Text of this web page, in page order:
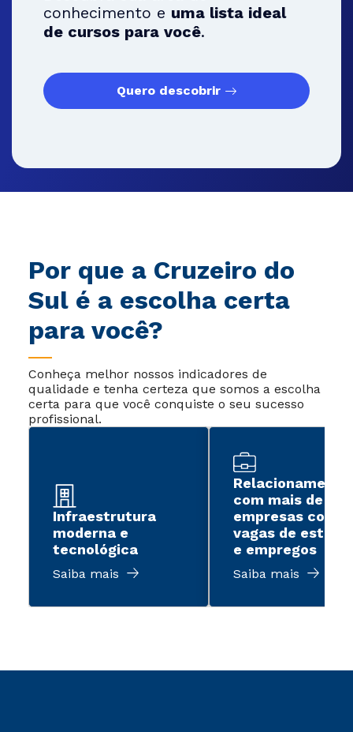
conhecimento e uma lista ideal
de cursos para você.
Quero descobrir
Por que a Cruzeiro do
Sul é a escolha certa
para você?
Conheça melhor nossos indicadores de
qualidade e tenha certeza que somos a escolha
certa para que você conquiste o seu sucesso
profissional.
Infraestrutura
moderna e
tecnológica
Saiba mais
Relacionamento
com mais de 2
empresas com
vagas de estágio
e empregos
Saiba mais